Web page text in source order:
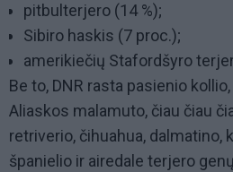
pitbulterjero (14 %);
Sibiro haskis (7 proc.);
amerikiečių Stafordšyro
Be to, DNR rasta pasienio
Aliaskos malamuto, čiau čiau
retriverio, čihuahua, dalmatino,
španielio ir airedale terjero